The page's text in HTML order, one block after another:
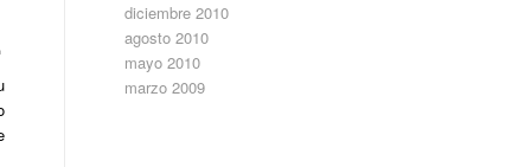
diciembre 2010
agosto 2010
mayo 2010
marzo 2009